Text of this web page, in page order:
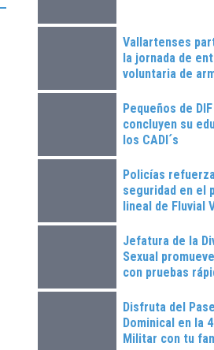
Vallartenses
la jornada de
voluntaria de
Pequeños de DIF
concluyen su
los CADI´s
Policías
seguridad en el
lineal de Fluvial
Jefatura de la
Sexual
con pruebas
Disfruta del
Dominical en la
Militar con tu